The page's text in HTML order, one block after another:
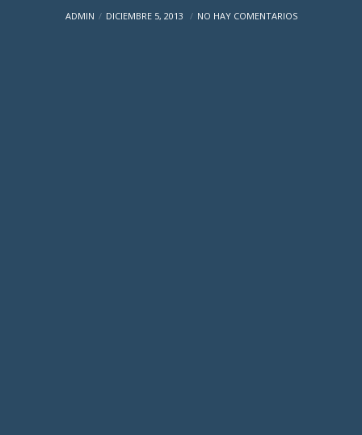
ADMIN DICIEMBRE 5, 2013 NO HAY COMENTARIOS